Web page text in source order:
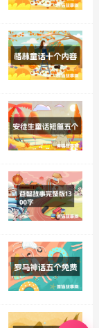
子巴尔德
此机会把人
的丈夫。当
其中有一双
丝各蒂断定
脚，因而高
自华纳神
双脚被海浪
就和丝各蒂
出，施展他
了大庭广众
另一端栓住
结果是洛奇